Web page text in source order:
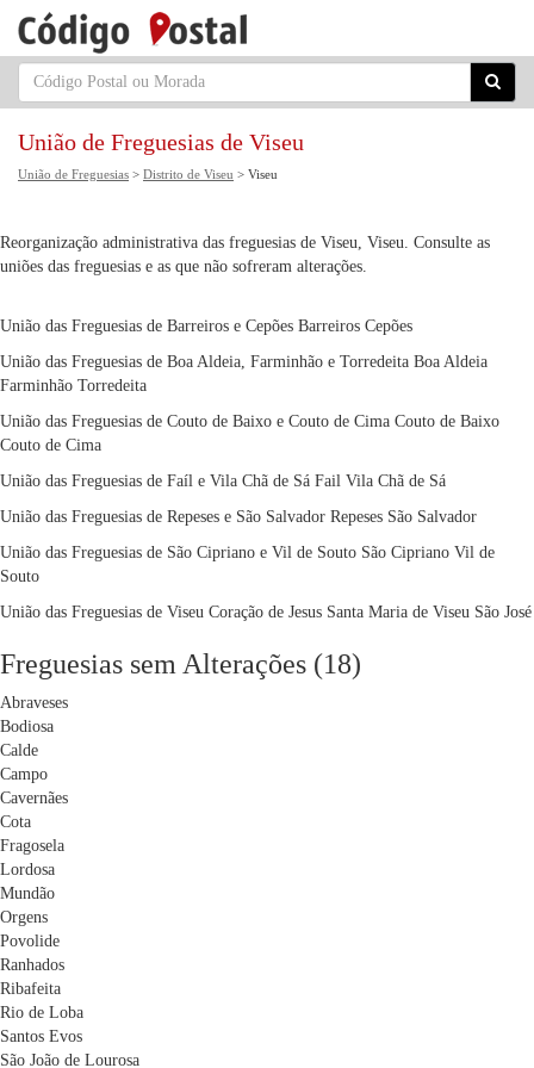
União de Freguesias de Viseu
União de Freguesias > Distrito de Viseu > Viseu
Reorganização administrativa das freguesias de Viseu, Viseu. Consulte as
uniões das freguesias e as que não sofreram alterações.
União das Freguesias de Barreiros e Cepões Barreiros Cepões
União das Freguesias de Boa Aldeia, Farminhão e Torredeita Boa Aldeia
Farminhão Torredeita
União das Freguesias de Couto de Baixo e Couto de Cima Couto de Baixo
Couto de Cima
União das Freguesias de Faíl e Vila Chã de Sá Fail Vila Chã de Sá
União das Freguesias de Repeses e São Salvador Repeses São Salvador
União das Freguesias de São Cipriano e Vil de Souto São Cipriano Vil de
Souto
União das Freguesias de Viseu Coração de Jesus Santa Maria de Viseu São José
Freguesias sem Alterações (18)
Abraveses
Bodiosa
Calde
Campo
Cavernães
Cota
Fragosela
Lordosa
Mundão
Orgens
Povolide
Ranhados
Ribafeita
Rio de Loba
Santos Evos
São João de Lourosa